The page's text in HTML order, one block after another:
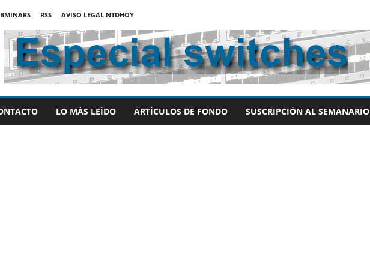
RSS
AVISO LEGAL NTDHOY
LO MÁS LEÍDO ARTÍCULOS DE FONDO SUSCRIPCIÓN AL SEMANARIO